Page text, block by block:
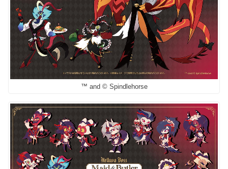
™ and © Spindlehorse